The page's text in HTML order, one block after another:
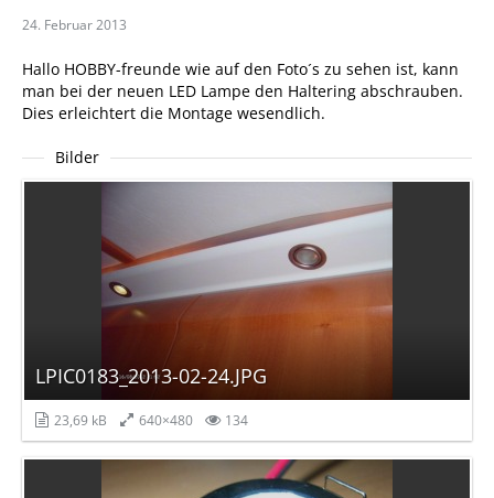
24. Februar 2013
Hallo HOBBY-freunde wie auf den Foto´s zu sehen ist, kann
man bei der neuen LED Lampe den Haltering abschrauben.
Dies erleichtert die Montage wesendlich.
Bilder
LPIC0183_2013-02-24.JPG
23,69 kB 640×480 134